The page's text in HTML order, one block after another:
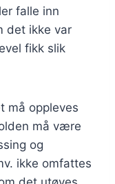
falle inn
det ikke var
fikk slik
må oppleves
må være
og
ikke omfattes